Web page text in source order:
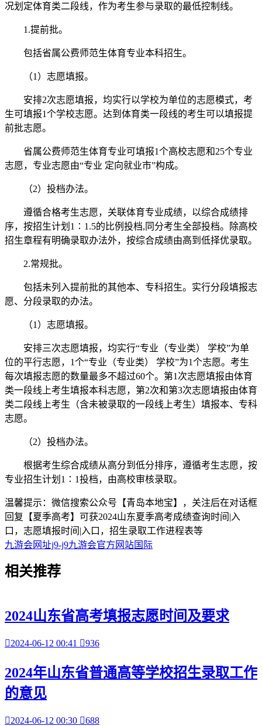
况划定体育类二段线，作为考生参与录取的最低控制线。
1.提前批。
包括省属公费师范生体育专业本科招生。
（1）志愿填报。
安排2次志愿填报，均实行以学校为单位的志愿模式，考
生可填报1个学校志愿。达到体育类一段线的考生可以填报提
前批志愿。
省属公费师范生体育专业可填报1个高校志愿和25个专业
志愿，专业志愿由“专业 定向就业市”构成。
（2）投档办法。
遵循合格考生志愿，关联体育专业成绩，以综合成绩排
序，按招生计划1∶1.5的比例投档,同分考生全部投档。除高校
招生章程有明确录取办法外，按综合成绩由高到低择优录取。
2.常规批。
包括未列入提前批的其他本、专科招生。实行分段填报志
愿、分段录取的办法。
（1）志愿填报。
安排三次志愿填报，均实行“专业（专业类） 学校”为单
位的平行志愿，1个“专业（专业类） 学校”为1个志愿。考生
每次填报志愿的数量最多不超过60个。第1次志愿填报由体育
类一段线上考生填报本科志愿，第2次和第3次志愿填报由体育
类二段线上考生（含未被录取的一段线上考生）填报本、专科
志愿。
（2）投档办法。
根据考生综合成绩从高分到低分排序，遵循考生志愿，按
专业招生计划1∶1投档，由高校审核录取。
温馨提示：微信搜索公众号【青岛本地宝】，关注后在对话框
回复【夏季高考】可获2024山东夏季高考成绩查询时间|入
口，志愿填报时间|入口，招生录取工作进程表等
九游会网址j9-j9九游会官方网站国际
相关推荐
2024山东省高考填报志愿时间及要求
2024-06-12 00:41 936
2024年山东省普通高等学校招生录取工作
的意见
2024-06-12 00:30 688